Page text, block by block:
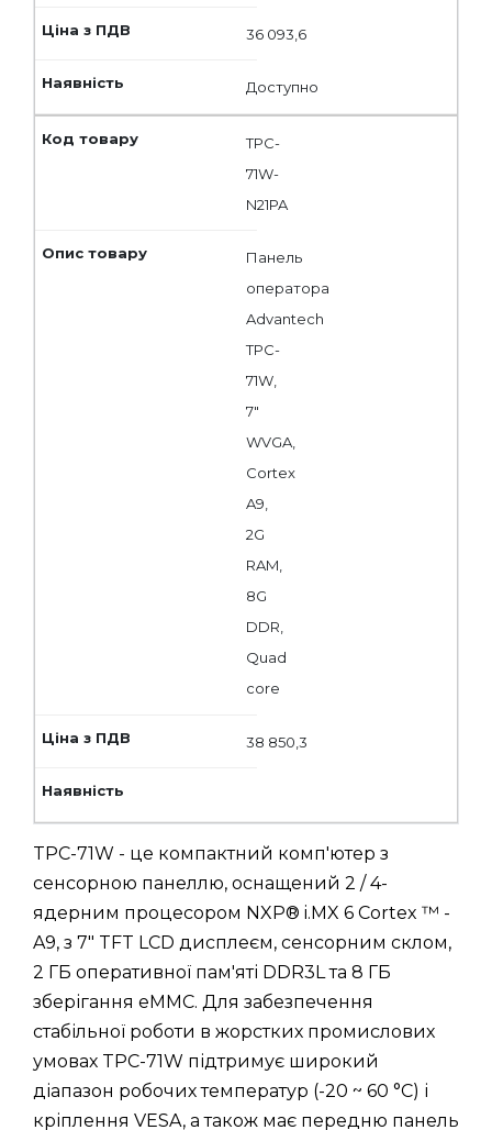
36 093,6
Доступно
TPC-
71W-
N21PA
Панель
оператора
Advantech
TPC-
71W,
7"
WVGA,
Cortex
A9,
2G
RAM,
8G
DDR,
Quad
core
38 850,3
TPC-71W - це компактний комп'ютер з
сенсорною панеллю, оснащений 2 / 4-
ядерним процесором NXP® i.MX 6 Cortex ™ -
A9, з 7" TFT LCD дисплеєм, сенсорним склом,
2 ГБ оперативної пам'яті DDR3L та 8 ГБ
зберігання eMMC. Для забезпечення
стабільної роботи в жорстких промислових
умовах TPC-71W підтримує широкий
діапазон робочих температур (-20 ~ 60 °C) і
кріплення VESA, а також має передню панель